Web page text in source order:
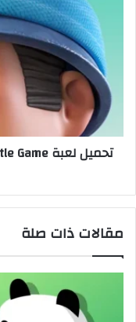
مقالات ذات صلة